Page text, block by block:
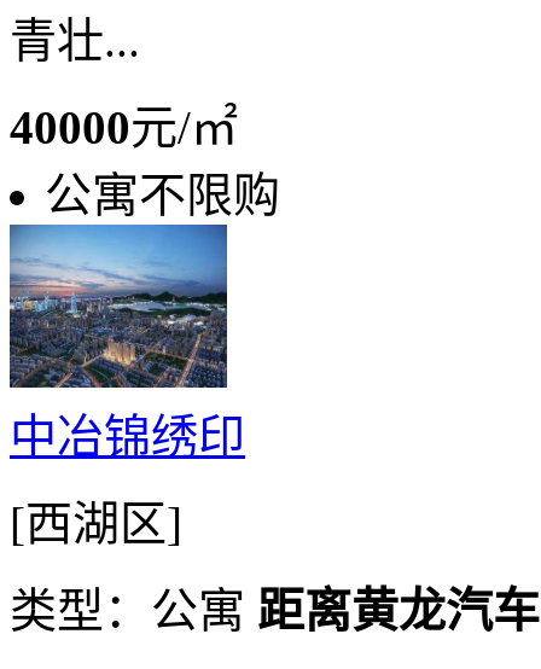
青壮...
40000元/㎡
公寓不限购
中冶锦绣印
[西湖区]
类型：公寓 距离黄龙汽